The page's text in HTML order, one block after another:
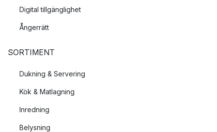
Digital tillgänglighet
Ångerrätt
SORTIMENT
Dukning & Servering
Kök & Matlagning
Inredning
Belysning